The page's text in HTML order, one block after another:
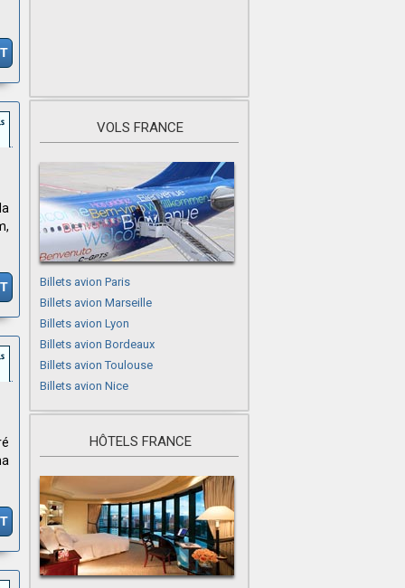
VOLS FRANCE
Billets avion Paris
Billets avion Marseille
Billets avion Lyon
Billets avion Bordeaux
Billets avion Toulouse
Billets avion Nice
HÔTELS FRANCE